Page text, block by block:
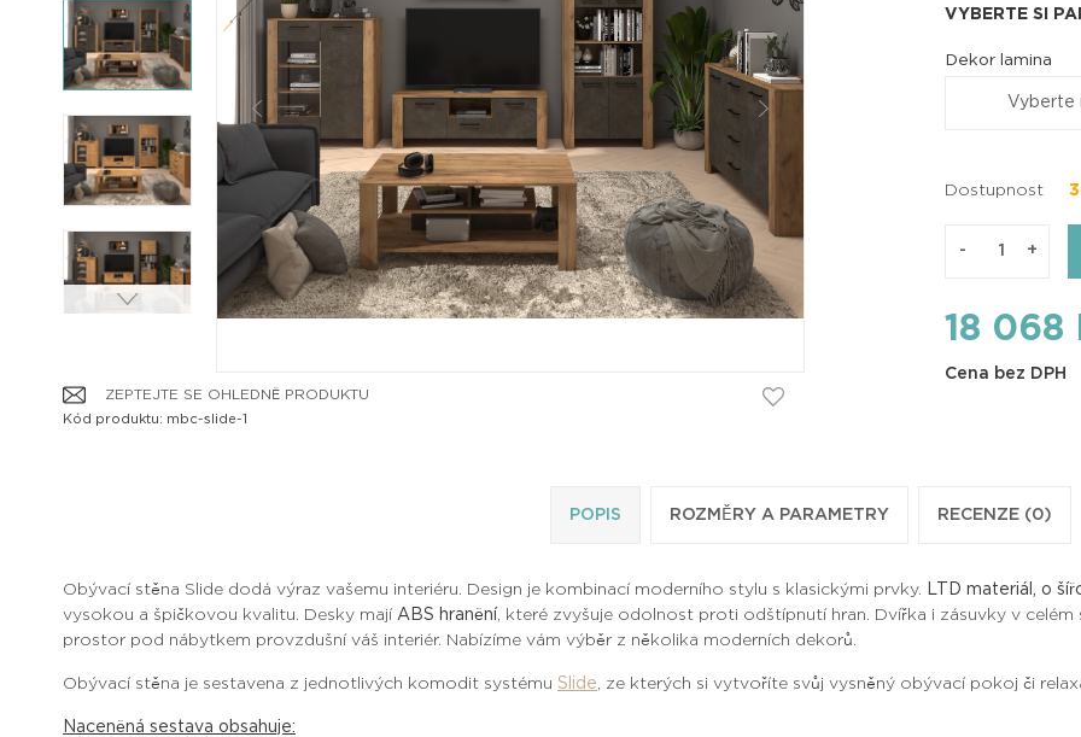
ZEPTEJTE SE OHLEDNĚ PRODUKTU
Kód produktu: mbc-slide-1
VYBERTE SI
Dekor lamina
Vyberte
Dostupnost
- +
18 068
Cena bez DPH
POPIS ROZMĚRY A PARAMETRY RECENZE (0)
Obývací stěna Slide dodá výraz vašemu interiéru. Design je kombinací moderního stylu s klasickými prvky. LTD materiál, o
vysokou a špičkovou kvalitu.
Desky mají ABS hranění , které zvyšuje odolnost proti odštípnutí hran. Dvířka i zásuvky v
prostor pod nábytkem provzdušní váš interiér.
Nabízíme vám výběr z několika moderních dekorů.
Obývací stěna je sestavena z jednotlivých komodit systému Slide ze kterých si vytvoříte svůj vysněný obývací pokoj či
Naceněná sestava obsahuje: